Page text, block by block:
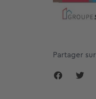
Partager sur